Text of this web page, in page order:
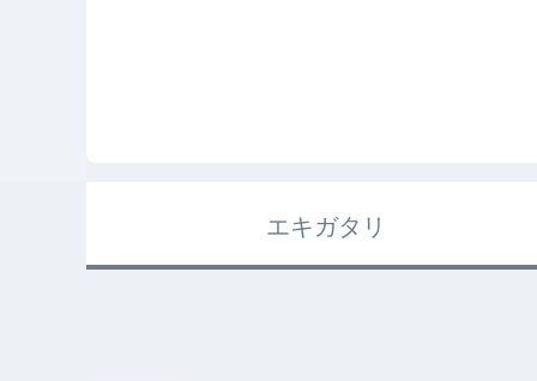
エキガタリ